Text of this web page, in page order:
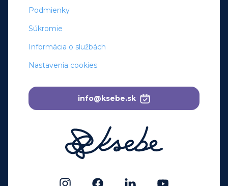
Podmienky
Súkromie
Informácia o službách
Nastavenia cookies
info@ksebe.sk